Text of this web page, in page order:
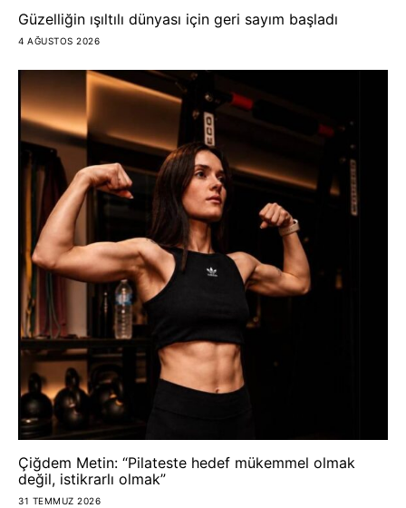
Güzelliğin ışıltılı dünyası için geri sayım başladı
4 AĞUSTOS 2026
Çiğdem Metin: “Pilateste hedef mükemmel olmak
değil, istikrarlı olmak”
31 TEMMUZ 2026